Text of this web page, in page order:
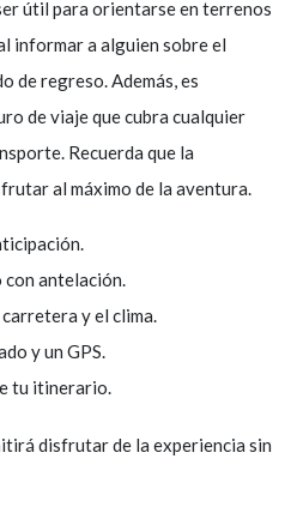
útil para orientarse en terrenos
informar a alguien sobre el
de regreso. Además, es
de viaje que cubra cualquier
Recuerda que la
al máximo de la aventura.
con antelación.
y el clima.
y un GPS.
tu itinerario.
disfrutar de la experiencia sin